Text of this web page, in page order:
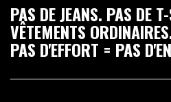
PAS DE JEANS. PAS DE
VÊTEMENTS
PAS D'EFFORT = PAS